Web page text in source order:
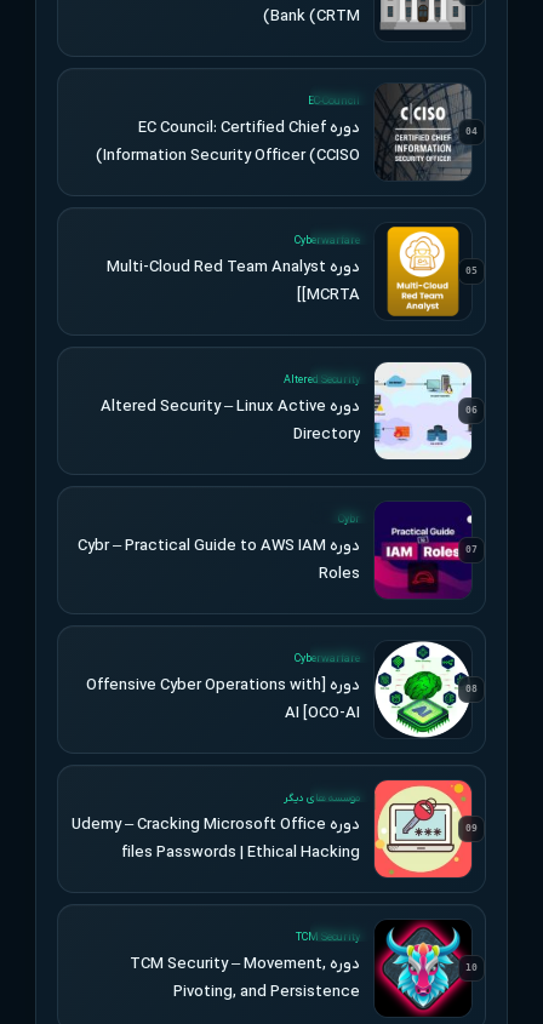
Bank (CRTM)
04
UPDATED
EC-Council
دوره EC Council: Certified Chief
Information Security Officer (CCISO)
05
UPDATED
Cyberwarfare
دوره Multi-Cloud Red Team Analyst
[MCRTA]
06
UPDATED
Altered Security
دوره Altered Security – Linux Active
Directory
07
UPDATED
Cybr
دوره Cybr – Practical Guide to AWS IAM
Roles
08
UPDATED
Cyberwarfare
دوره [Offensive Cyber Operations with
AI [OCO-AI
09
موسسه های دیگر
دوره Udemy – Cracking Microsoft Office
files Passwords | Ethical Hacking
10
UPDATED
TCM Security
دوره TCM Security – Movement,
Pivoting, and Persistence